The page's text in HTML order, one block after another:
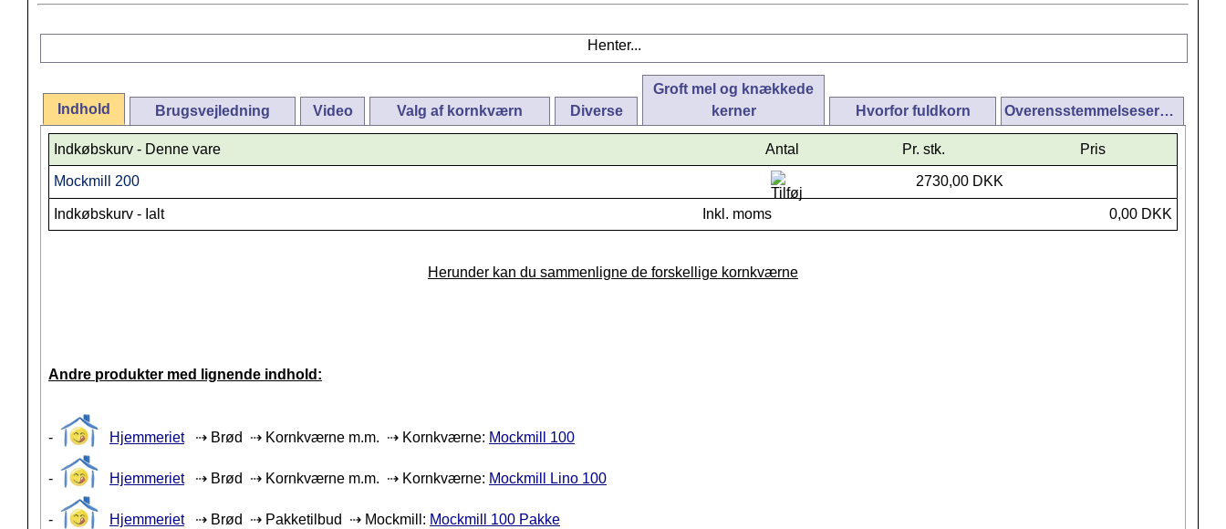
Henter...
Indhold Brugsvejledning Video Valg af kornkværn Diverse
Groft mel og knækkede
kerner
Hvorfor fuldkorn Overensstemmelseserklæring
Indkøbskurv - Denne vare Antal Pr. stk. Pris
Mockmill 200 2730,00 DKK
Indkøbskurv - Ialt Inkl. moms 0,00 DKK
Herunder kan du sammenligne de forskellige kornkværne
Andre produkter med lignende indhold:
- Hjemmeriet⇢ Brød ⇢ Kornkværne m.m. ⇢ Kornkværne: Mockmill 100
- Hjemmeriet⇢ Brød ⇢ Kornkværne m.m. ⇢ Kornkværne: Mockmill Lino 100
- Hjemmeriet⇢ Brød ⇢ Pakketilbud ⇢ Mockmill: Mockmill 100 Pakke